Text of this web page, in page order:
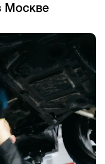
Москве